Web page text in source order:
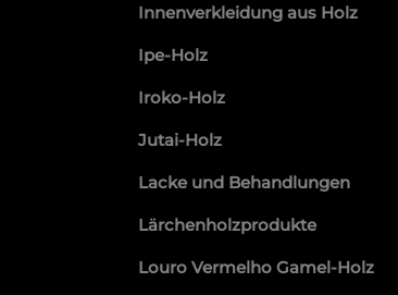
Innenverkleidung aus Holz
Ipe-Holz
Iroko-Holz
Jutai-Holz
Lacke und Behandlungen
Lärchenholzprodukte
Louro Vermelho Gamel-Holz